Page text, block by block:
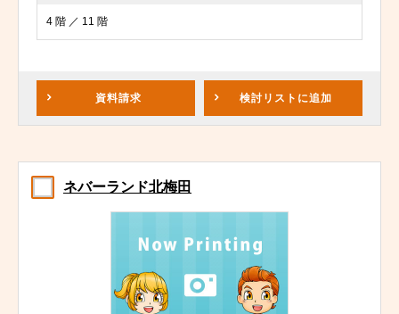
4 階 ／ 11 階
資料請求 検討リスト に追加
ネバーランド北梅田